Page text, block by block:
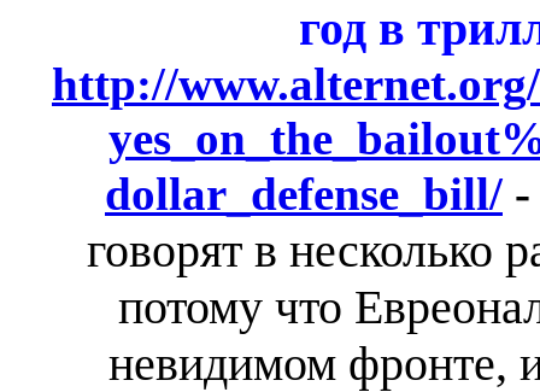
год в
http://
dollar_defense_bill/
говорят в несколько
потому что
невидимом фронте,